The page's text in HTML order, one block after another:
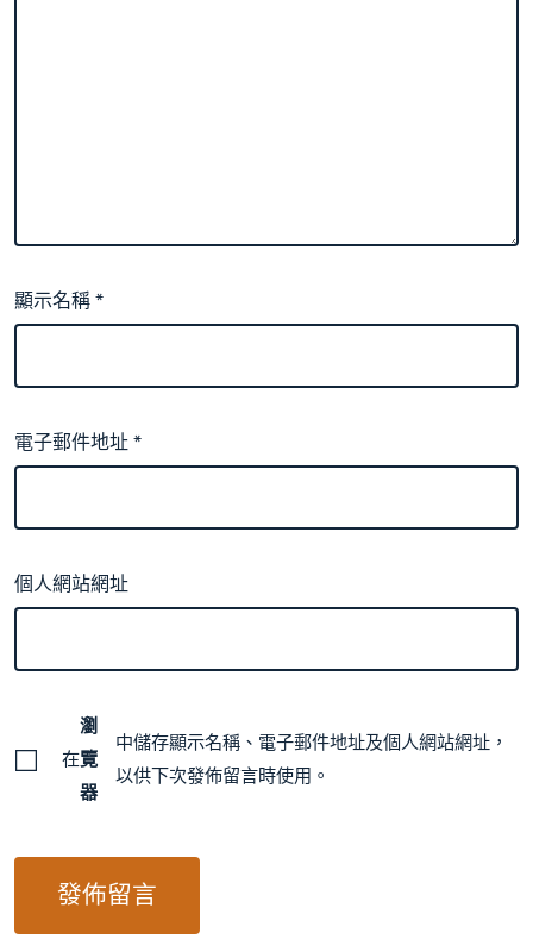
顯示名稱*
電子郵件地址*
個人網站網址
在
瀏
覽
器
中儲存顯示名稱、電子郵件地址及個人網站網址，
以供下次發佈留言時使用。